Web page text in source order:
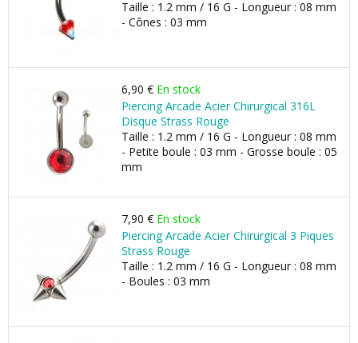
Taille : 1.2 mm / 16 G - Longueur : 08 mm
- Cônes : 03 mm
6,90 € En stock
Piercing Arcade Acier Chirurgical 316L
Disque Strass Rouge
Taille : 1.2 mm / 16 G - Longueur : 08 mm
- Petite boule : 03 mm - Grosse boule : 05
mm
7,90 € En stock
Piercing Arcade Acier Chirurgical 3 Piques
Strass Rouge
Taille : 1.2 mm / 16 G - Longueur : 08 mm
- Boules : 03 mm